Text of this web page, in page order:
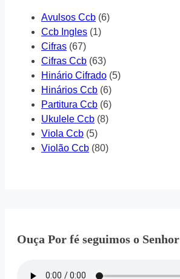
Avulsos Ccb (6)
Ccb Ingles (1)
Cifras (67)
Cifras Ccb (63)
Hinário Cifrado (5)
Hinários Ccb (6)
Partitura Ccb (6)
Ukulele Ccb (8)
Viola Ccb (5)
Violão Ccb (80)
Ouça Por fé seguimos o Senhor